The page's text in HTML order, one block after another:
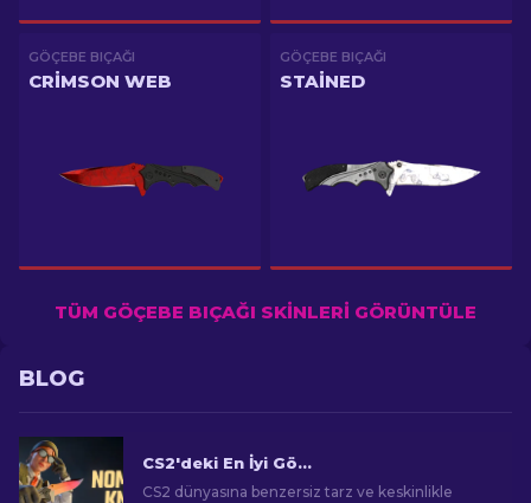
GÖÇEBE BIÇAĞI
CRIMSON WEB
GÖÇEBE BIÇAĞI
STAINED
TÜM GÖÇEBE BIÇAĞI SKINLERI GÖRÜNTÜLE
BLOG
CS2'deki En İyi Göçebe Bıçağı Skinleri
CS2 dünyasına benzersiz tarz ve keskinlikle